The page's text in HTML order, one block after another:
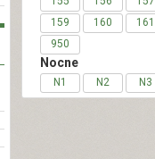
159
160 161
950
Nocne
N1 N2 N3